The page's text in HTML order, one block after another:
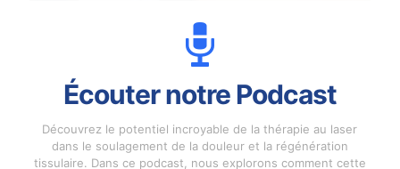
Écouter notre Podcast
Découvrez le potentiel incroyable de la thérapie au laser
dans le soulagement de la douleur et la régénération
tissulaire. Dans ce podcast, nous explorons comment cette